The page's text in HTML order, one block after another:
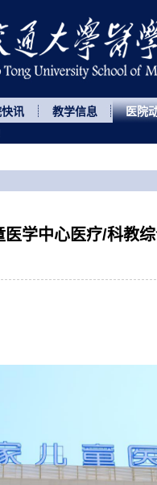
讯 教学信息 医院
医学中心医疗/科教